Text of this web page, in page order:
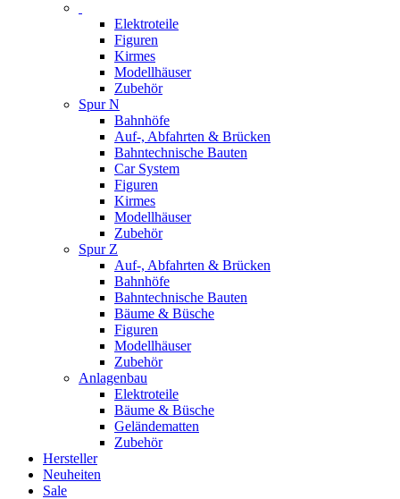
Elektroteile
Figuren
Kirmes
Modellhäuser
Zubehör
Spur N
Bahnhöfe
Auf-, Abfahrten & Brücken
Bahntechnische Bauten
Car System
Figuren
Kirmes
Modellhäuser
Zubehör
Spur Z
Auf-, Abfahrten & Brücken
Bahnhöfe
Bahntechnische Bauten
Bäume & Büsche
Figuren
Modellhäuser
Zubehör
Anlagenbau
Elektroteile
Bäume & Büsche
Geländematten
Zubehör
Hersteller
Neuheiten
Sale